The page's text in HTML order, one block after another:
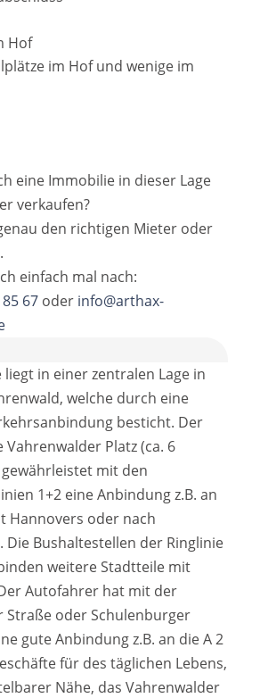
Hof
im Hof und wenige im
eine Immobilie in dieser Lage
verkaufen?
den richtigen Mieter oder
einfach mal nach:
67oder info@arthax-
in einer zentralen Lage in
welche durch eine
besticht. Der
Vahrenwalder Platz (ca. 6
mit den
1+2 eine Anbindung z.B. an
Hannovers oder nach
Die Bushaltestellen der Ringlinie
weitere Stadtteile mit
Autofahrer hat mit der
Straße oder Schulenburger
gute Anbindung z.B. an die A 2
für des täglichen Lebens,
Nähe, das Vahrenwalder